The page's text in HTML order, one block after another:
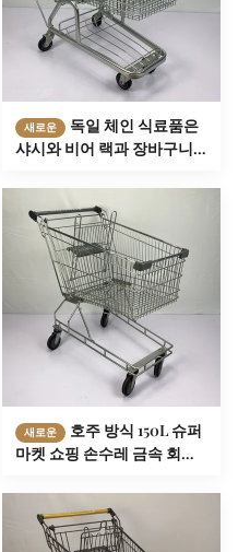
새로운
독일 체인 식료품은
샤시와 비어 랙과 장바구니
새로운
호주 방식 150L 슈퍼
마켓 쇼핑 손수레 금속 회색
합니다